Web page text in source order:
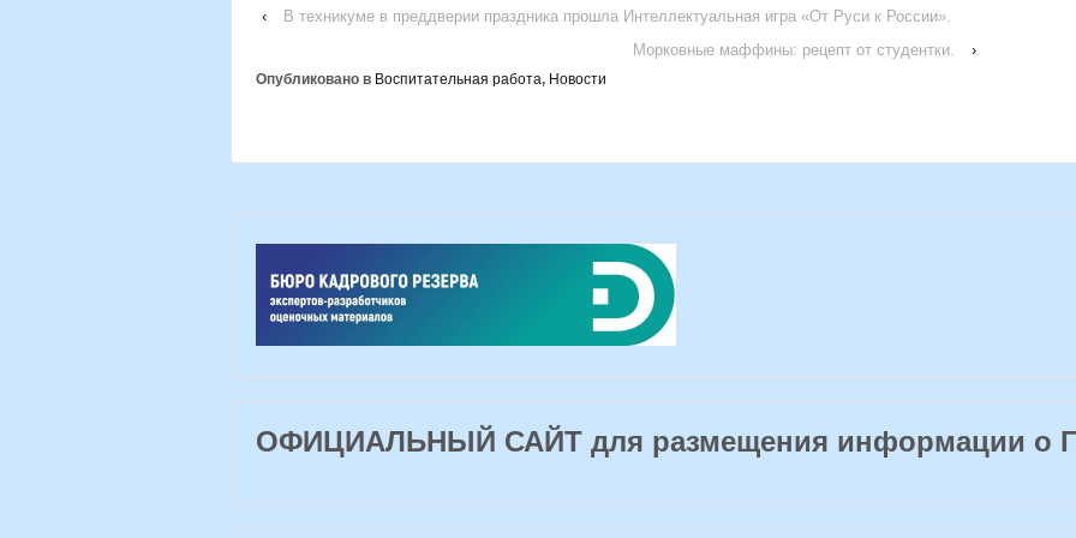
‹
В техникуме в преддверии праздника прошла Интеллектуальная игра «От Руси к России».
Морковные маффины: рецепт от студентки.
›
Опубликовано в Воспитательная работа, Новости
ОФИЦИАЛЬНЫЙ САЙТ для размещения информации о